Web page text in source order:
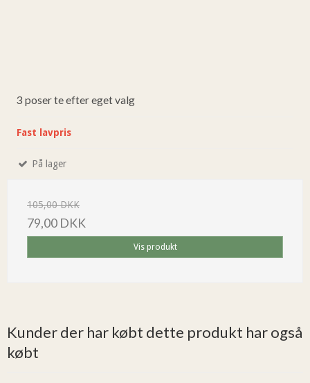
3 poser te efter eget valg
Fast lavpris
På lager
105,00 DKK
79,00 DKK
Vis produkt
Kunder der har købt dette produkt har også
købt